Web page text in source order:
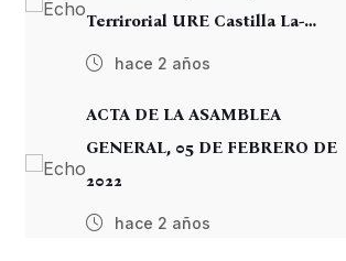
Terrirorial URE Castilla La-
Manmcha
hace 2 años
ACTA DE LA ASAMBLEA
GENERAL, 05 DE FEBRERO DE
2022
hace 2 años